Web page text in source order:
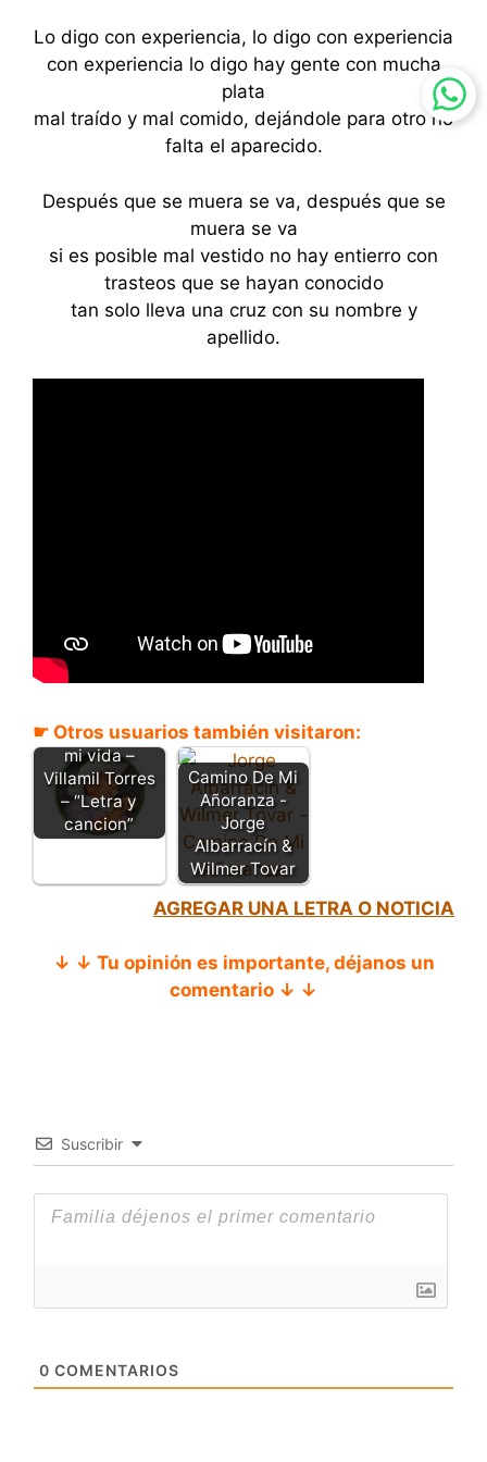
Lo digo con experiencia, lo digo con experiencia
con experiencia lo digo hay gente con mucha
plata
mal traído y mal comido, dejándole para otro no
falta el aparecido.
Después que se muera se va, después que se
muera se va
si es posible mal vestido no hay entierro con
trasteos que se hayan conocido
tan solo lleva una cruz con su nombre y
apellido.
☛ Otros usuarios también visitaron:
Un capitulo en
mi vida –
Villamil Torres
– “Letra y
cancion”
Camino De Mi
Añoranza -
Jorge
Albarracín &
Wilmer Tovar
AGREGAR UNA LETRA O NOTICIA
↓ ↓ Tu opinión es importante, déjanos un
comentario ↓ ↓
Suscribir
0 COMENTARIOS